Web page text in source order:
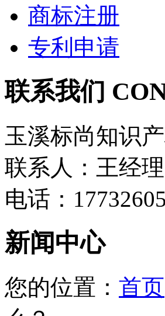
商标注册
专利申请
联系我们
玉溪标尚知识
联系人：王经理
电话：
新闻中心
您的位置： 首页